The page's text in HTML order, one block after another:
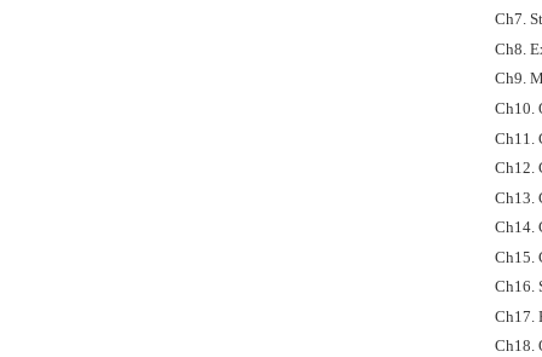
Ch7.
Ch8.
Ch9.
Ch10.
Ch11.
Ch12.
Ch13.
Ch14.
Ch15.
Ch16.
Ch17.
Ch18.